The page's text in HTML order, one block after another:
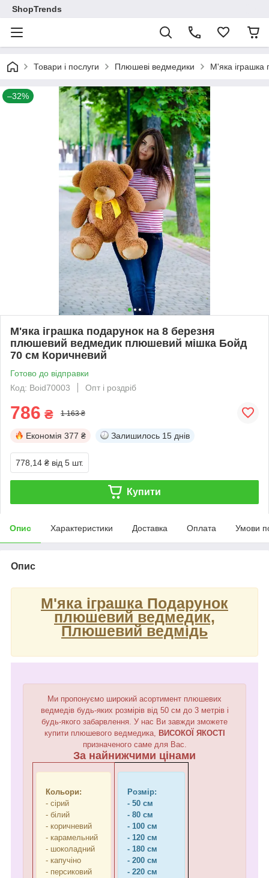
ShopTrends
Товари і послуги Плюшеві ведмедики М'яка
–32%
М'яка іграшка подарунок на 8 березня
плюшевий ведмедик плюшевий мішка Бойд
70 см Коричневий
Готово до відправки
Код: Boid70003
Опт і роздріб
786 ₴ 1 163 ₴
Економія 377 ₴ Залишилось 15 днів
778,14 ₴ від 5 шт.
Купити
Опис Характеристики Доставка Оплата Умови
Опис
М'яка іграшка Подарунок
плюшевий ведмедик,
Плюшевий ведмідь
Ми пропонуємо широкий асортимент плюшевих
ведмедів будь-яких розмірів від 50 см до 3 метрів і
будь-якого забарвлення. У нас Ви завжди зможете
купити плюшевого ведмедика, ВИСОКОЇ ЯКОСТІ
призначеного саме для Вас.
За найнижчими цінами
Кольори:
- сірий
- білий
- коричневий
- карамельний
- шоколадний
- капучіно
- персиковий
Розмір:
- 50 см
- 80 см
- 100 см
- 120 см
- 180 см
- 200 см
- 220 см